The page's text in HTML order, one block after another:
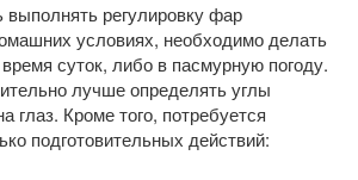
регулировку фар
условиях, необходимо делать
суток, либо в пасмурную погоду.
лучше определять углы
глаз. Кроме того, потребуется
подготовительных действий: